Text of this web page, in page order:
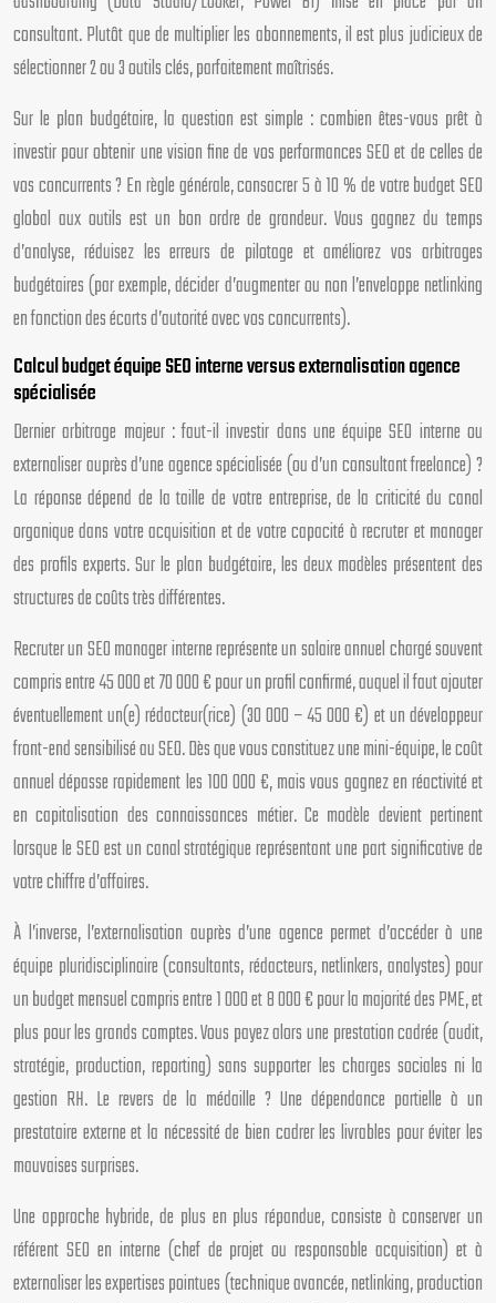
consultant. Plutôt que de multiplier les abonnements, il est plus judicieux de
sélectionner 2 ou 3 outils clés, parfaitement maîtrisés.
Sur le plan budgétaire, la question est simple : combien êtes-vous prêt à
investir pour obtenir une vision fine de vos performances SEO et de celles de
vos concurrents ? En règle générale, consacrer 5 à 10 % de votre budget SEO
global aux outils est un bon ordre de grandeur. Vous gagnez du temps
d’analyse, réduisez les erreurs de pilotage et améliorez vos arbitrages
budgétaires (par exemple, décider d’augmenter ou non l’enveloppe netlinking
en fonction des écarts d’autorité avec vos concurrents).
Calcul budget équipe SEO interne versus externalisation agence
spécialisée
Dernier arbitrage majeur : faut-il investir dans une équipe SEO interne ou
externaliser auprès d’une agence spécialisée (ou d’un consultant freelance) ?
La réponse dépend de la taille de votre entreprise, de la criticité du canal
organique dans votre acquisition et de votre capacité à recruter et manager
des profils experts. Sur le plan budgétaire, les deux modèles présentent des
structures de coûts très différentes.
Recruter un SEO manager interne représente un salaire annuel chargé souvent
compris entre 45 000 et 70 000 € pour un profil confirmé, auquel il faut ajouter
éventuellement un(e) rédacteur(rice) (30 000 – 45 000 €) et un développeur
front-end sensibilisé au SEO. Dès que vous constituez une mini-équipe, le coût
annuel dépasse rapidement les 100 000 €, mais vous gagnez en réactivité et
en capitalisation des connaissances métier. Ce modèle devient pertinent
lorsque le SEO est un canal stratégique représentant une part significative de
votre chiffre d’affaires.
À l’inverse, l’externalisation auprès d’une agence permet d’accéder à une
équipe pluridisciplinaire (consultants, rédacteurs, netlinkers, analystes) pour
un budget mensuel compris entre 1 000 et 8 000 € pour la majorité des PME, et
plus pour les grands comptes. Vous payez alors une prestation cadrée (audit,
stratégie, production, reporting) sans supporter les charges sociales ni la
gestion RH. Le revers de la médaille ? Une dépendance partielle à un
prestataire externe et la nécessité de bien cadrer les livrables pour éviter les
mauvaises surprises.
Une approche hybride, de plus en plus répandue, consiste à conserver un
référent SEO en interne (chef de projet ou responsable acquisition) et à
externaliser les expertises pointues (technique avancée, netlinking, production